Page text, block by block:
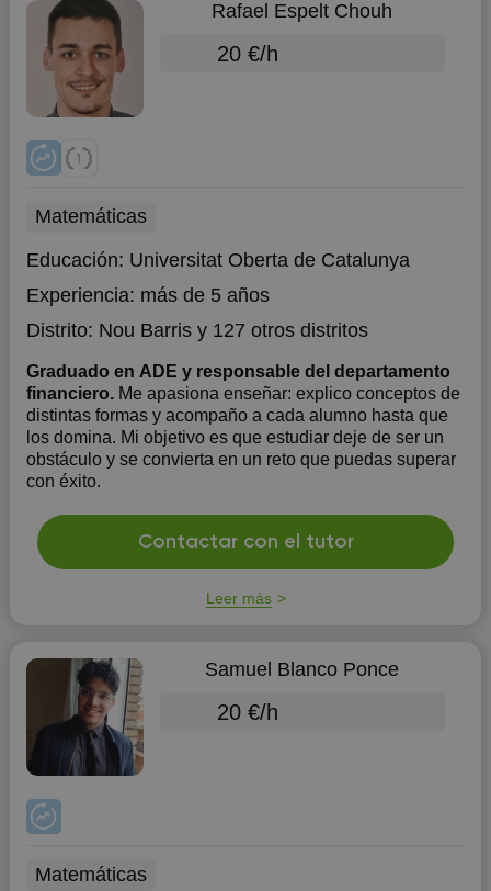
Rafael Espelt Chouh
20 €/h
Matemáticas
Educación: Universitat Oberta de Catalunya
Experiencia: más de 5 años
Distrito: Nou Barrisy 127 otros distritos
Graduado en ADE y responsable del departamento
financiero. Me apasiona enseñar: explico conceptos de
distintas formas y acompaño a cada alumno hasta que
los domina. Mi objetivo es que estudiar deje de ser un
obstáculo y se convierta en un reto que puedas superar
con éxito.
Contactar con el tutor
Leer más
Samuel Blanco Ponce
20 €/h
Matemáticas